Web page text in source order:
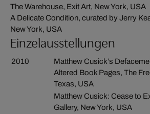
The Warehouse, Exit Art, New York, USA
A Delicate Condition, curated by Jerry
New York, USA
Einzelausstellungen
2010
Matthew Cusick’s
Altered Book Pages, The
Texas, USA
Matthew Cusick: Cease to
Gallery, New York, USA